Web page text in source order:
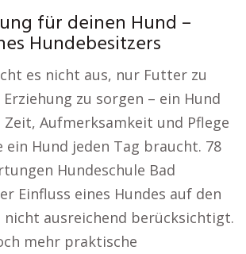
für deinen Hund –
Hundebesitzers
es nicht aus, nur Futter zu
zu sorgen – ein Hund
Aufmerksamkeit und Pflege
ein Hund jeden Tag braucht. 78
Hundeschule Bad
Einfluss eines Hundes auf den
ausreichend berücksichtigt.
mehr praktische